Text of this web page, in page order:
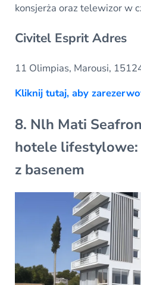
konsjerża oraz telewizor w
Civitel Esprit Adres
11 Olimpias, Marousi,
Kliknij tutaj, aby
8. Nlh Mati
hotele
z basenem